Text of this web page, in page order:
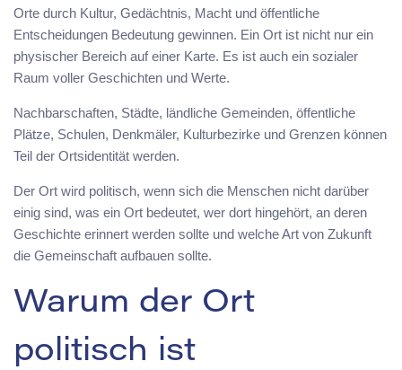
Orte durch Kultur, Gedächtnis, Macht und öffentliche
Entscheidungen Bedeutung gewinnen. Ein Ort ist nicht nur ein
physischer Bereich auf einer Karte. Es ist auch ein sozialer
Raum voller Geschichten und Werte.
Nachbarschaften, Städte, ländliche Gemeinden, öffentliche
Plätze, Schulen, Denkmäler, Kulturbezirke und Grenzen können
Teil der Ortsidentität werden.
Der Ort wird politisch, wenn sich die Menschen nicht darüber
einig sind, was ein Ort bedeutet, wer dort hingehört, an deren
Geschichte erinnert werden sollte und welche Art von Zukunft
die Gemeinschaft aufbauen sollte.
Warum der Ort
politisch ist